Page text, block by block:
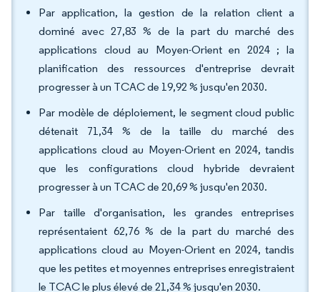
Par application, la gestion de la relation client a
dominé avec 27,83 % de la part du marché des
applications cloud au Moyen-Orient en 2024 ; la
planification des ressources d'entreprise devrait
progresser à un TCAC de 19,92 % jusqu'en 2030.
Par modèle de déploiement, le segment cloud public
détenait 71,34 % de la taille du marché des
applications cloud au Moyen-Orient en 2024, tandis
que les configurations cloud hybride devraient
progresser à un TCAC de 20,69 % jusqu'en 2030.
Par taille d'organisation, les grandes entreprises
représentaient 62,76 % de la part du marché des
applications cloud au Moyen-Orient en 2024, tandis
que les petites et moyennes entreprises enregistraient
le TCAC le plus élevé de 21,34 % jusqu'en 2030.